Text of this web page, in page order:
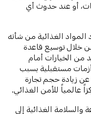
أو عند حدوث أي
الغذائية من شأنه
خلال توسيع قاعدة
من الخيارات أمام
مستقبلية بسبب
زيادة حجم تجارة
عالمياً للأمن الغذائي.
الغذائية إلى